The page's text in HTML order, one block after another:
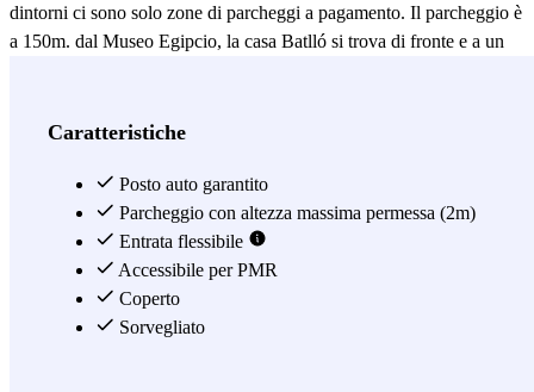
dintorni ci sono solo zone di parcheggi a pagamento. Il parcheggio è
a 150m. dal Museo Egipcio, la casa Batlló si trova di fronte e a un
A 10 minuti a piedi c'è il Palazzo della Musica e a 15 minuti in
Vedi di più
Caratteristiche
Posto auto garantito
Parcheggio con altezza massima permessa (2m)
Entrata flessibile
Accessibile per PMR
Coperto
Sorvegliato